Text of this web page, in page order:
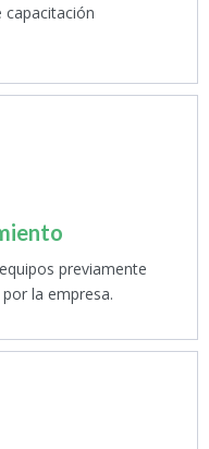
capacitación
previamente
la empresa.